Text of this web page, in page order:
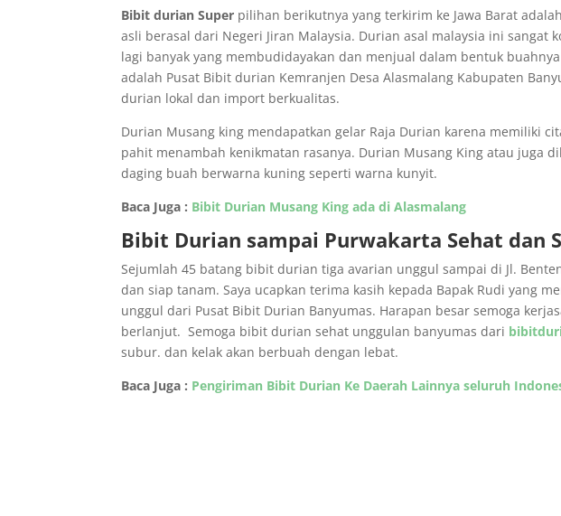
Bibit durian Super pilihan berikutnya yang terkirim ke Jawa Barat adalah
asli berasal dari Negeri Jiran Malaysia. Durian asal malaysia ini sangat
lagi banyak yang membudidayakan dan menjual dalam bentuk
adalah Pusat Bibit durian Kemranjen Desa Alasmalang Kabupaten
durian lokal dan import berkualitas.
Durian Musang king mendapatkan gelar Raja Durian karena memiliki
pahit menambah kenikmatan rasanya. Durian Musang King atau juga
daging buah berwarna kuning seperti warna kunyit.
Baca Juga : Bibit Durian Musang King ada di Alasmalang
Bibit Durian sampai Purwakarta Sehat dan
Sejumlah 45 batang bibit durian tiga avarian unggul sampai di Jl.
dan siap tanam. Saya ucapkan terima kasih kepada Bapak Rudi yang
unggul dari Pusat Bibit Durian Banyumas. Harapan besar semoga
berlanjut. Semoga bibit durian sehat unggulan banyumas dari
subur. dan kelak akan berbuah dengan lebat.
Baca Juga : Pengiriman Bibit Durian Ke Daerah Lainnya seluruh